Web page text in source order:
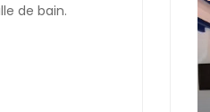
de bain.